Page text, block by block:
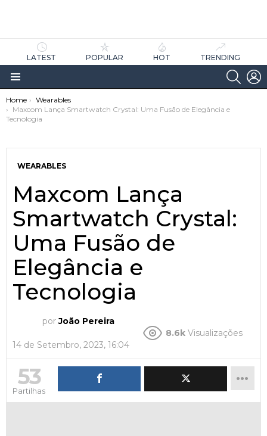
LATEST POPULAR HOT TRENDING
Menu
You are here:
Home
Wearables
Maxcom Lança Smartwatch Crystal: Uma Fusão de Elegância e
Tecnologia
WEARABLES
Maxcom Lança
Smartwatch Crystal:
Uma Fusão de
Elegância e
Tecnologia
por João Pereira
14 de Setembro, 2023, 16:04
8.6k Visualizações
53
Partilhas